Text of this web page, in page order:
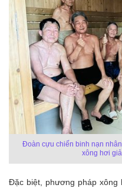
Đoàn cựu chiến binh nạn
xông hơi
Đặc biệt, phương pháp xông